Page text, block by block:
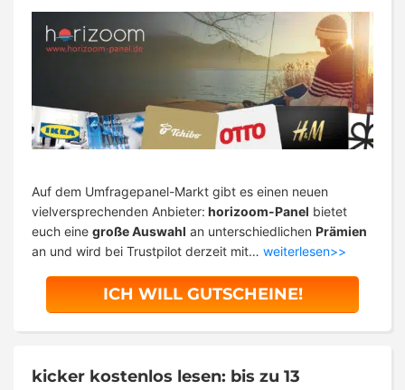
Auf dem Umfragepanel-Markt gibt es einen neuen
vielversprechenden Anbieter: horizoom-Panel bietet
euch eine große Auswahl an unterschiedlichen Prämien
an und wird bei Trustpilot derzeit mit… weiterlesen>>
ICH WILL GUTSCHEINE!
kicker kostenlos lesen: bis zu 13